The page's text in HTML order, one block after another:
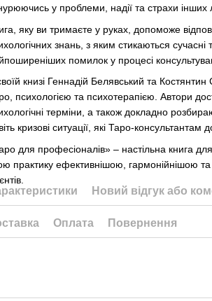
у проблеми, надії та страхи
яку ви тримаєте у руках, допоможе
знань, з яким стикаються сучасні
помилок у процесі
книзі Геннадій Белявський та
психологією та психотерапією. Автори
терміни, а також докладно
кризові ситуації, які Таро-консультантам
для професіоналів» – настільна книга
практику ефективнішою, гармонійнішою
Новий відгук або
Оплата Повернення